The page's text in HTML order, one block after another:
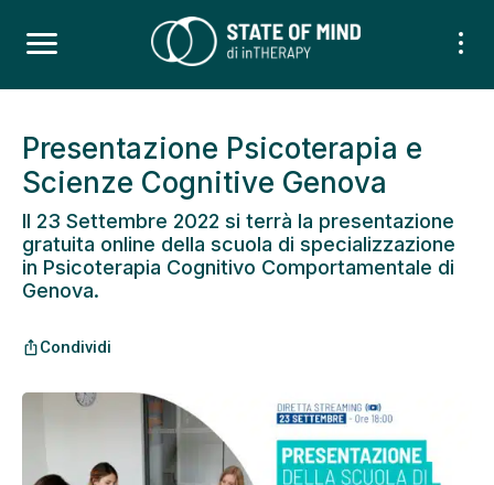
Presentazione Psicoterapia e
Scienze Cognitive Genova
Il 23 Settembre 2022 si terrà la presentazione
gratuita online della scuola di specializzazione
in Psicoterapia Cognitivo Comportamentale di
Genova.
ios_shareCondividi